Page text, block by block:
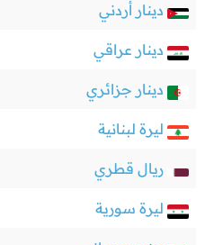
دينار أردني
دينار عراقي
دينار جزائري
ليرة لبنانية
ريال قطري
ليرة سورية